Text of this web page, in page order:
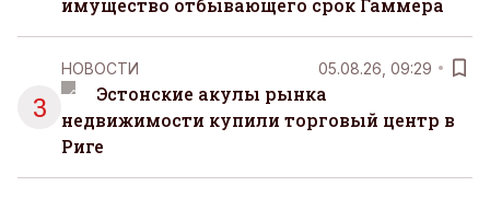
имущество отбывающего срок Гаммера
3
НОВОСТИ 05.08.26, 09:29
Эстонские акулы рынка
недвижимости купили торговый центр в
Риге